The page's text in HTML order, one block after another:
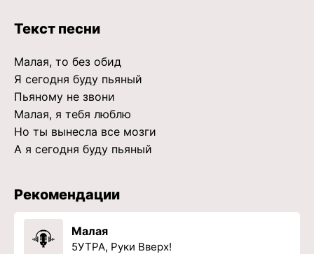
Текст песни
Малая, то без обид
Я сегодня буду пьяный
Пьяному не звони
Малая, я тебя люблю
Но ты вынесла все мозги
А я сегодня буду пьяный
Рекомендации
Малая
5УТРА, Руки Вверх!